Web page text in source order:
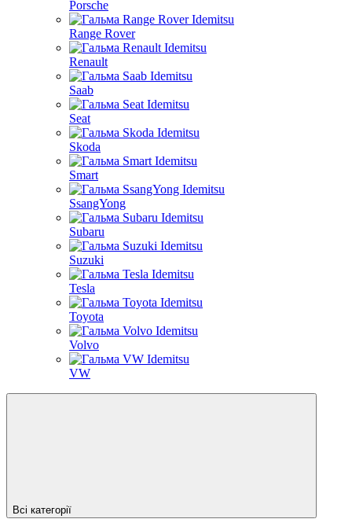
Porsche
Range Rover
Renault
Saab
Seat
Skoda
Smart
SsangYong
Subaru
Suzuki
Tesla
Toyota
Volvo
VW
Всі категорії